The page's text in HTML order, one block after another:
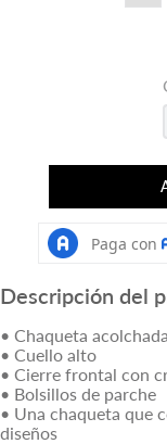
Descripción del
• Chaqueta acolchada
• Cuello alto
• Cierre frontal con
• Bolsillos de parche
• Una chaqueta que
diseños